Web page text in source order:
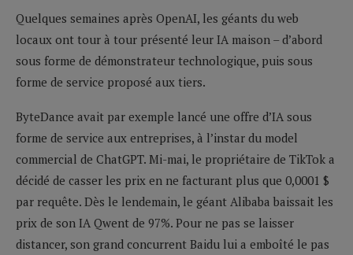
Quelques semaines après OpenAI, les géants du web
locaux ont tour à tour présenté leur IA maison – d’abord
sous forme de démonstrateur technologique, puis sous
forme de service proposé aux tiers.
ByteDance avait par exemple lancé une offre d’IA sous
forme de service aux entreprises, à l’instar du model
commercial de ChatGPT. Mi-mai, le propriétaire de TikTok a
décidé de casser les prix en ne facturant plus que 0,0001 $
par requête. Dès le lendemain, le géant Alibaba baissait les
prix de son IA Qwent de 97%. Pour ne pas se laisser
distancer, son grand concurrent Baidu lui a emboîté le pas